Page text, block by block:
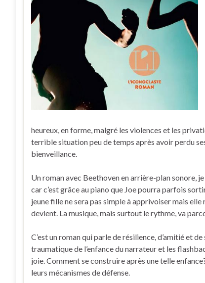
heureux, en forme, malgré les violences et les
terrible situation peu de temps après avoir perdu
bienveillance.
Un roman avec Beethoven en arrière-plan sonore,
car c’est grâce au piano que Joe pourra parfois
jeune fille ne sera pas simple à apprivoiser mais
devient. La musique, mais surtout le rythme, va
C’est un roman qui parle de résilience, d’amitié et
traumatique de l’enfance du narrateur et les
joie. Comment se construire après une telle
leurs mécanismes de défense.